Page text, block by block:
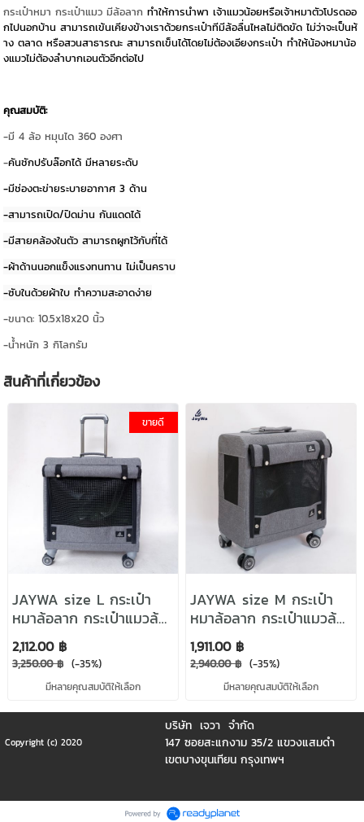
กระเป๋าหมา กระเป๋าแมว มีล้อลากทำให้การนำพา เจ้าแมวน้อยหรือเจ้าหมาตัวโปรดออ
กไปนอกบ้าน สามารถเข้นเคียงข้างเราด้วยกระเป๋าทีมีล้อลื่นไหลไม่ติดขัด ไม่ว่าจะเป็นห้
าง ตลาด หรือสวนสาธารณะ สามารถเข็นได้โดยไม่ต้องเอียงกระเป๋า ทำให้น้องหมาน้อ
งแมวไม่ต้องลำบากเอนตัวอีกต่อไป
คุณสมบัติ:
-มี 4 ล้อ หมุนได 360 องศา
-คันชักปรับล๊อกได้ มีหลายระดับ
-มีช่องตะข่ายระบายอากาศ 3 ด้าน
-สามารถเปิด/ปิดม่าน กันแดดได้
-มีสายคล้องในตัว สามารถผูกไว้กับที่ได้
-ผ้าด้านนอกแข็งแรงทนทาน ไม่เป็นคราบ
-ซับในด้วยผ้าใบ ทำความสะอาดง่าย
-ขนาด: 10.5x18x20 นิ้ว
-น้ำหนัก 3 กิโลกรัม
สินค้าที่เกี่ยวข้อง
ขายดี
JAYWA size L กระเป๋า
หมาล้อลาก กระเป๋าแมวล้อ
ลาก pet carrier with
wheels รถเข็นหมา 4 ล้อ
หมุน360 องศารุ่น
BigBro-L สีเทา
2,112.00 ฿
3,250.00 ฿ (-35%)
มีหลายคุณสมบัติให้เลือก
JAYWA size M กระเป๋า
หมาล้อลาก กระเป๋าแมวล้อ
ลาก pet carrier with
wheels รถเข็นหมา 4 ล้อ
หมุน360 องศารุ่น
BigBro-L สีเทา
1,911.00 ฿
2,940.00 ฿ (-35%)
มีหลายคุณสมบัติให้เลือก
Copyright (c) 2020
บริษัท เจวา จำกัด
147 ซอยสะแกงาม 35/2 แขวงแสมดำ
เขตบางขุนเทียน กรุงเทพฯ